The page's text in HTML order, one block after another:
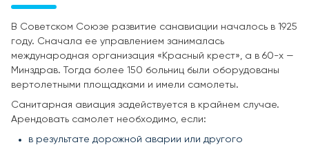
В Советском Союзе развитие санавиации началось в 1925
году. Сначала ее управлением занималась
международная организация «Красный крест», а в 60-х —
Минздрав. Тогда более 150 больниц были оборудованы
вертолетными площадками и имели самолеты.
Санитарная авиация задействуется в крайнем случае.
Арендовать самолет необходимо, если:
в результате дорожной аварии или другого